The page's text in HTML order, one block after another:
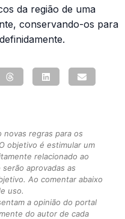
da região de uma
conservando-os para
novas regras para os
objetivo é estimular um
relacionado ao
aprovadas as
Ao comentar abaixo
uso.
a opinião do portal
do autor de cada